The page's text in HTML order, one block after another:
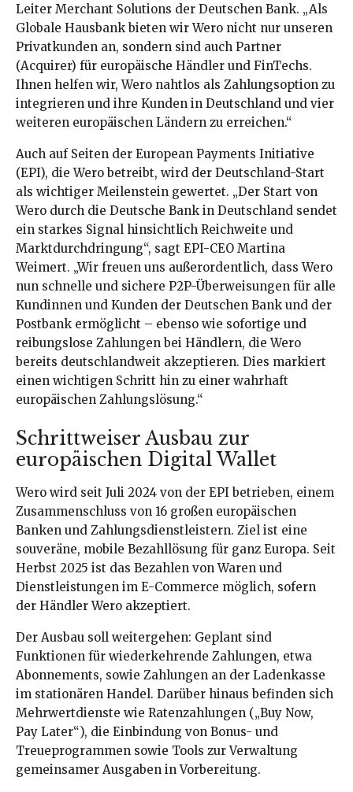
Leiter Merchant Solutions der Deutschen Bank. „Als
Globale Hausbank bieten wir Wero nicht nur unseren
Privatkunden an, sondern sind auch Partner
(Acquirer) für europäische Händler und FinTechs.
Ihnen helfen wir, Wero nahtlos als Zahlungsoption zu
integrieren und ihre Kunden in Deutschland und vier
weiteren europäischen Ländern zu erreichen.“
Auch auf Seiten der European Payments Initiative
(EPI), die Wero betreibt, wird der Deutschland-Start
als wichtiger Meilenstein gewertet. „Der Start von
Wero durch die Deutsche Bank in Deutschland sendet
ein starkes Signal hinsichtlich Reichweite und
Marktdurchdringung“, sagt EPI-CEO Martina
Weimert. „Wir freuen uns außerordentlich, dass Wero
nun schnelle und sichere P2P-Überweisungen für alle
Kundinnen und Kunden der Deutschen Bank und der
Postbank ermöglicht – ebenso wie sofortige und
reibungslose Zahlungen bei Händlern, die Wero
bereits deutschlandweit akzeptieren. Dies markiert
einen wichtigen Schritt hin zu einer wahrhaft
europäischen Zahlungslösung.“
Schrittweiser Ausbau zur
europäischen Digital Wallet
Wero wird seit Juli 2024 von der EPI betrieben, einem
Zusammenschluss von 16 großen europäischen
Banken und Zahlungsdienstleistern. Ziel ist eine
souveräne, mobile Bezahllösung für ganz Europa. Seit
Herbst 2025 ist das Bezahlen von Waren und
Dienstleistungen im E-Commerce möglich, sofern
der Händler Wero akzeptiert.
Der Ausbau soll weitergehen: Geplant sind
Funktionen für wiederkehrende Zahlungen, etwa
Abonnements, sowie Zahlungen an der Ladenkasse
im stationären Handel. Darüber hinaus befinden sich
Mehrwertdienste wie Ratenzahlungen („Buy Now,
Pay Later“), die Einbindung von Bonus- und
Treueprogrammen sowie Tools zur Verwaltung
gemeinsamer Ausgaben in Vorbereitung.